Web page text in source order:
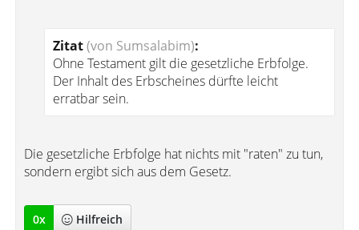
Zitat(von Sumsalabim):
Ohne Testament gilt die gesetzliche Erbfolge.
Der Inhalt des Erbscheines dürfte leicht
erratbar sein.
Die gesetzliche Erbfolge hat nichts mit "raten" zu tun,
sondern ergibt sich aus dem Gesetz.
0x Hilfreich